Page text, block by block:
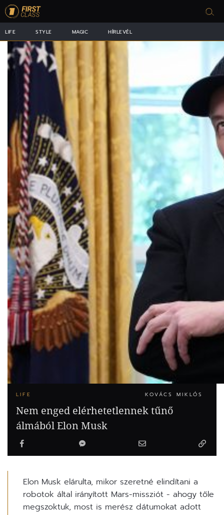
LIFE STYLE MAGIC HÍRLEVÉL
LIFE KOVÁCS MIKLÓS
Nem enged elérhetetlennek tűnő
álmából Elon Musk
Elon Musk elárulta, mikor szeretné elindítani a
robotok által irányított Mars-missziót - ahogy tőle
megszoktuk, most is merész dátumokat adott